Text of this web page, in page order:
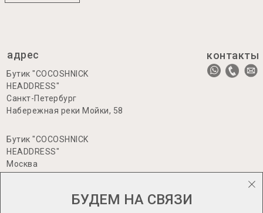
адрес контакты
Бутик "COCOSHNICK
HEADDRESS"
Санкт-Петербург
Набережная реки Мойки, 58
Бутик "COCOSHNICK
HEADDRESS"
Москва
БУДЕМ НА СВЯЗИ